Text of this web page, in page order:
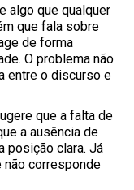
algo que qualquer
que fala sobre
de forma
O problema não
entre o discurso e
que a falta de
a ausência de
posição clara. Já
não corresponde